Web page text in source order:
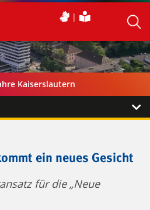
Kaiserslautern
ein neues Gesicht
für die „Neue